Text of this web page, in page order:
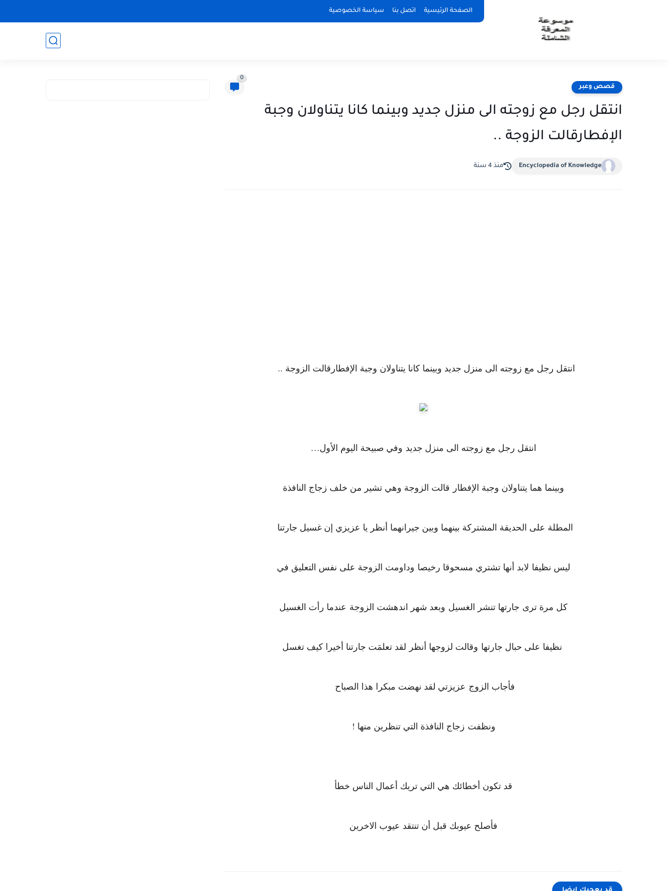
الصفحة الرئيسية اتصل بنا سياسة الخصوصية
قصص وعبر
0
انتقل رجل مع زوجته الى منزل جديد وبينما كانا يتناولان وجبة
الإفطارقالت الزوجة ..
Encyclopedia of Knowledge منذ 4 سنة
انتقل رجل مع زوجته الى منزل جديد وبينما كانا يتناولان وجبة الإفطارقالت الزوجة ..
انتقل رجل مع زوجته الى منزل جديد وفي صبيحة اليوم الأول…
وبينما هما يتناولان وجبة الإفطار قالت الزوجة وهي تشير من خلف زجاج النافذة
المطلة على الحديقة المشتركة بينهما وبين جيرانهما أنظر يا عزيزي إن غسيل جارتنا
ليس نظيفا لابد أنها تشتري مسحوقا رخيصا وداومت الزوجة على نفس التعليق في
كل مرة ترى جارتها تنشر الغسيل وبعد شهر اندهشت الزوجة عندما رأت الغسيل
نظيفا على حبال جارتها وقالت لزوجها أنظر لقد تعلمَت جارتنا أخيرا كيف تغسل
فأجاب الزوج عزيزتي لقد نهضت مبكرا هذا الصباح
ونظفت زجاج النافذة التي تنظرين منها !
قد تكون أخطائك هي التي تريك أعمال الناس خطأ
فأصلح عيوبك قبل أن تنتقد عيوب الاخرين